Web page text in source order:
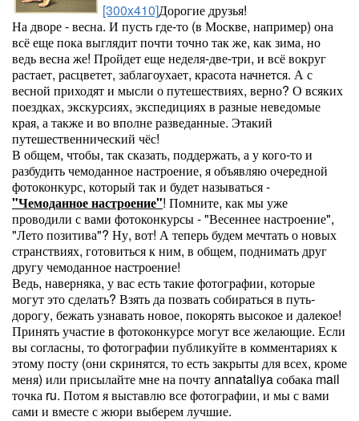
[300x410]Дорогие друзья!
На дворе - весна. И пусть где-то (в Москве, например) она
всё еще пока выглядит почти точно так же, как зима, но
ведь весна же! Пройдет еще неделя-две-три, и всё вокруг
растает, расцветет, заблагоухает, красота начнется. А с
весной приходят и мысли о путешествиях, верно? О всяких
поездках, экскурсиях, экспедициях в разные неведомые
края, а также и во вполне разведанные. Этакий
путешественнический чёс!
В общем, чтобы, так сказать, поддержать, а у кого-то и
разбудить чемоданное настроение, я объявляю очередной
фотоконкурс, который так и будет называться -
"Чемоданное настроение"! Помните, как мы уже
проводили с вами фотоконкурсы - "Весеннее настроение",
"Лето позитива"? Ну, вот! А теперь будем мечтать о новых
странствиях, готовиться к ним, в общем, поднимать друг
другу чемоданное настроение!
Ведь, наверняка, у вас есть такие фотографии, которые
могут это сделать? Взять да позвать собираться в путь-
дорогу, бежать узнавать новое, покорять высокое и далекое!
Принять участие в фотоконкурсе могут все желающие. Если
вы согласны, то фотографии публикуйте в комментариях к
этому посту (они скринятся, то есть закрыты для всех, кроме
меня) или присылайте мне на почту annataliya собака mail
точка ru. Потом я выставлю все фотографии, и мы с вами
сами и вместе с жюри выберем лучшие.